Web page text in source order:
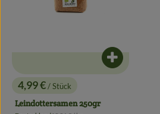
, Preis:
4,99 €/ Stück
Leindottersamen 250gr
Produkt